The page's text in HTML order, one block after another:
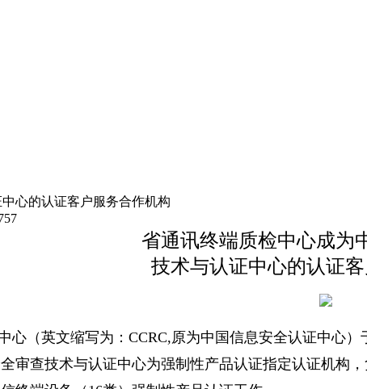
心的认证客户服务合作机构
省通讯终端质检中心成为
技术与认证中心的认证
心（英文缩写为：CCRC,原为中国信息安全认证中心
审查技术与认证中心为强制性产品认证指定认证机构